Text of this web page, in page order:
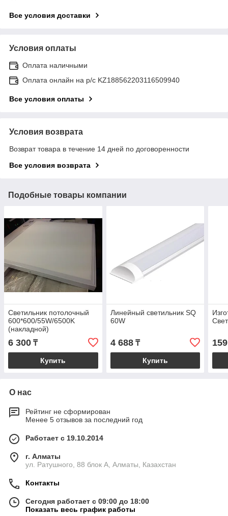
Все условия доставки
Условия оплаты
Оплата наличными
Оплата онлайн на р/с KZ188562203116509940
Все условия оплаты
Условия возврата
Возврат товара в течение 14 дней по договоренности
Все условия возврата
Подобные товары компании
Светильник потолочный
600*600/55W/6500K
(накладной)
6 300 ₸
Купить
Линейный светильник SQ
60W
4 688₸
Купить
О нас
Рейтинг не сформирован
Менее 5 отзывов за последний год
Работает с 19.10.2014
г. Алматы
ул. Ратушного, 88 блок A, Алматы, Казахстан
Контакты
Сегодня работает с 09:00 до 18:00
Показать весь график работы